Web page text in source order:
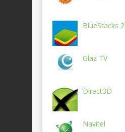
BlueStacks 2
Glaz TV
Direct3D
Navitel